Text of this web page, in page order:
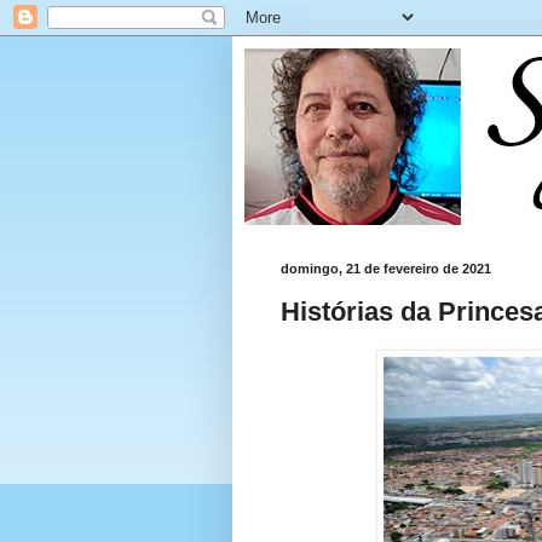
domingo, 21 de fevereiro de 2021
Histórias da